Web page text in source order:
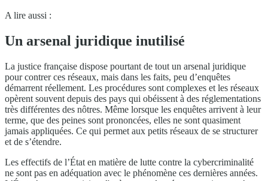
A lire aussi :
Un arsenal juridique inutilisé
La justice française dispose pourtant de tout un arsenal juridique
pour contrer ces réseaux, mais dans les faits, peu d’enquêtes
démarrent réellement. Les procédures sont complexes et les réseaux
opèrent souvent depuis des pays qui obéissent à des réglementations
très différentes des nôtres. Même lorsque les enquêtes arrivent à leur
terme, que des peines sont prononcées, elles ne sont quasiment
jamais appliquées. Ce qui permet aux petits réseaux de se structurer
et de s’étendre.
Les effectifs de l’État en matière de lutte contre la cybercriminalité
ne sont pas en adéquation avec le phénomène ces dernières années.